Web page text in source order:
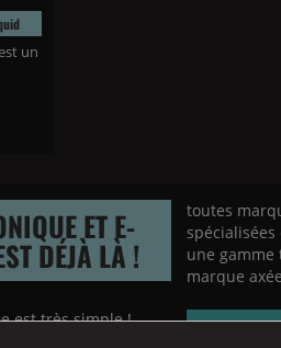
un
ET E-
DÉJÀ LÀ !
est très simple !
toutes
une gamme
marque